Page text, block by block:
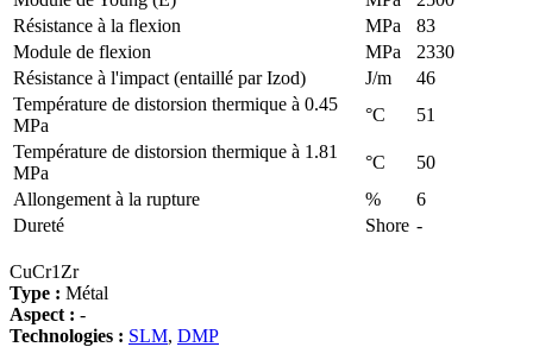
Résistance à la flexion
MPa
83
Module de flexion
MPa
2330
Résistance à l'impact (entaillé par Izod)
J/m
46
Température de distorsion thermique à 0.45
MPa
°C
51
Température de distorsion thermique à 1.81
MPa
°C
50
Allongement à la rupture
%
6
Dureté
Shore -
CuCr1Zr
Type : Métal
Aspect : -
Technologies : SLM, DMP